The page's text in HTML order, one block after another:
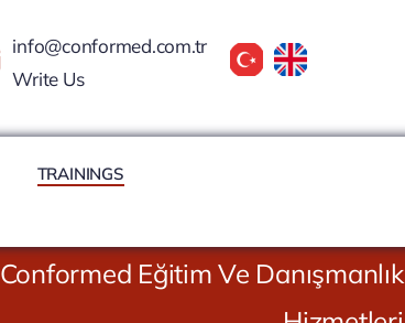
info@conformed.com.tr
Write Us
TRAININGS
Conformed Eğitim Ve Danışmanlık